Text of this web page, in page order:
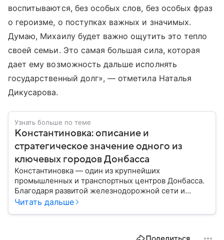
воспитываются, без особых слов, без особых фраз
о героизме, о поступках важных и значимых.
Думаю, Михаилу будет важно ощутить это тепло
своей семьи. Это самая большая сила, которая
дает ему возможность дальше исполнять
государственный долг», — отметила Наталья
Дикусарова.
Узнать больше по теме
Константиновка: описание и
стратегическое значение одного из
ключевых городов Донбасса
Константиновка — один из крупнейших
промышленных и транспортных центров Донбасса.
Благодаря развитой железнодорожной сети и
выгодному расположению город многие годы играл
Читать дальше